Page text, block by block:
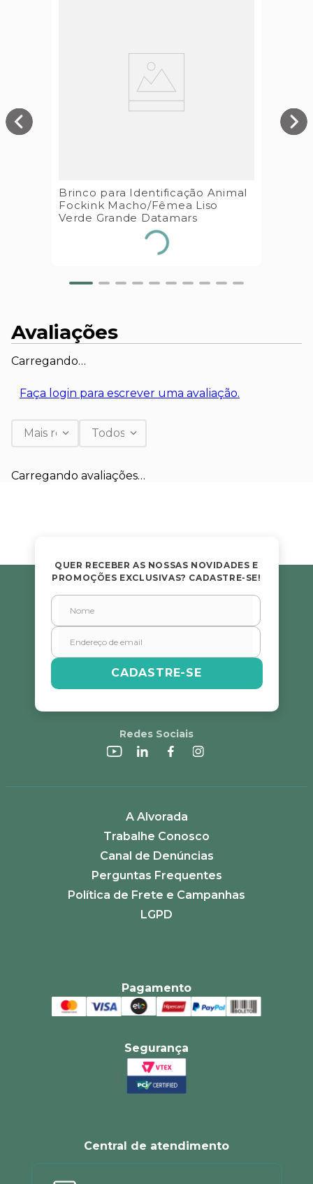
Brinco para Identificação Animal
Fockink Macho/Fêmea Liso
Verde Grande Datamars
Avaliações
Carregando…
Faça login para escrever uma avaliação.
Mais recentesTodos
Carregando avaliações…
QUER RECEBER AS NOSSAS NOVIDADES E
PROMOÇÕES EXCLUSIVAS? CADASTRE-SE!
CADASTRE-SE
Redes Sociais
A Alvorada
Trabalhe Conosco
Canal de Denúncias
Perguntas Frequentes
Política de Frete e Campanhas
LGPD
Pagamento
Segurança
Central de atendimento